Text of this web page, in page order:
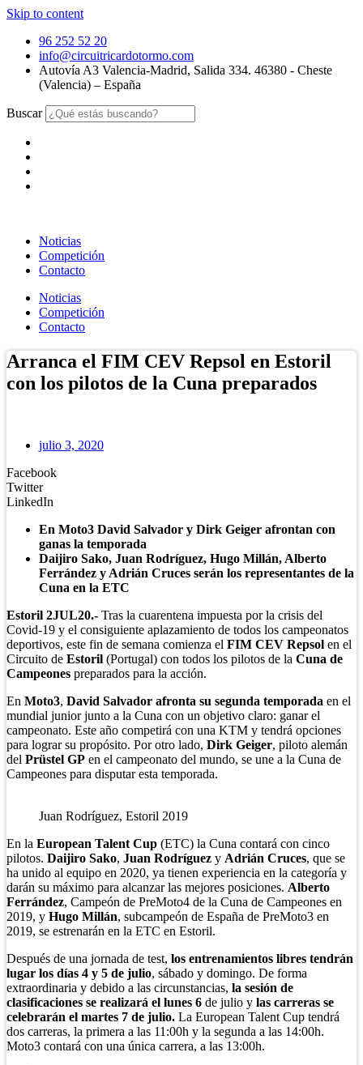
Skip to content
96 252 52 20
info@circuitricardotormo.com
Autovía A3 Valencia-Madrid, Salida 334. 46380 - Cheste
(Valencia) – España
Buscar
Noticias
Competición
Contacto
Noticias
Competición
Contacto
Arranca el FIM CEV Repsol en Estoril
con los pilotos de la Cuna preparados
julio 3, 2020
Facebook
Twitter
LinkedIn
En Moto3 David Salvador y Dirk Geiger afrontan con
ganas la temporada
Daijiro Sako, Juan Rodríguez, Hugo Millán, Alberto
Ferrández y Adrián Cruces serán los representantes de la
Cuna en la ETC
Estoril 2JUL20.- Tras la cuarentena impuesta por la crisis del
Covid-19 y el consiguiente aplazamiento de todos los campeonatos
deportivos, este fin de semana comienza el FIM CEV Repsol en el
Circuito de Estoril (Portugal) con todos los pilotos de la Cuna de
Campeones preparados para la acción.
En Moto3, David Salvador afronta su segunda temporada en el
mundial junior junto a la Cuna con un objetivo claro: ganar el
campeonato. Este año competirá con una KTM y tendrá opciones
para lograr su propósito. Por otro lado, Dirk Geiger, piloto alemán
del Prüstel GP en el campeonato del mundo, se une a la Cuna de
Campeones para disputar esta temporada.
Juan Rodríguez, Estoril 2019
En la European Talent Cup (ETC) la Cuna contará con cinco
pilotos. Daijiro Sako, Juan Rodríguez y Adrián Cruces, que se
ha unido al equipo en 2020, ya tienen experiencia en la categoría y
darán su máximo para alcanzar las mejores posiciones. Alberto
Ferrández, Campeón de PreMoto4 de la Cuna de Campeones en
2019, y Hugo Millán, subcampeón de España de PreMoto3 en
2019, se estrenarán en la ETC en Estoril.
Después de una jornada de test, los entrenamientos libres tendrán
lugar los días 4 y 5 de julio, sábado y domingo. De forma
extraordinaria y debido a las circunstancias, la sesión de
clasificaciones se realizará el lunes 6 de julio y las carreras se
celebrarán el martes 7 de julio. La European Talent Cup tendrá
dos carreras, la primera a las 11:00h y la segunda a las 14:00h.
Moto3 contará con una única carrera, a las 13:00h.